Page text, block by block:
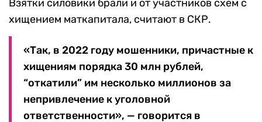
Взятки силовики брали и от участников схем с
хищением маткапитала, считают в СКР.
«Так, в 2022 году мошенники, причастные к
хищениям порядка 30 млн рублей,
“откатили” им несколько миллионов за
непривлечение к уголовной
ответственности», — говорится в